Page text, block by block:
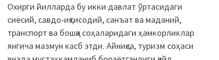
Охирги йилларда бу икки давлат ўртасидаги
сиёсий, савдо-иқтисодий, санъат ва маданий,
транспорт ва бошқа соҳаларидаги ҳамкорликлар
янгича мазмун касб этди. Айниқса, туризм соҳаси